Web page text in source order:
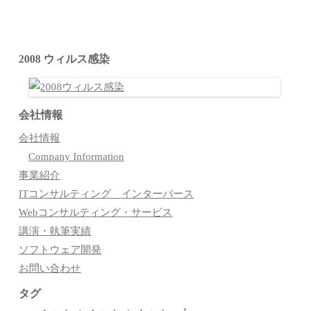
2008 ウィルス感染
会社情報
会社情報
Company Information
事業紹介
ITコンサルティング インターバース
Webコンサルティング・サービス
講演・執筆実績
ソフトウェア開発
お問い合わせ
タグ